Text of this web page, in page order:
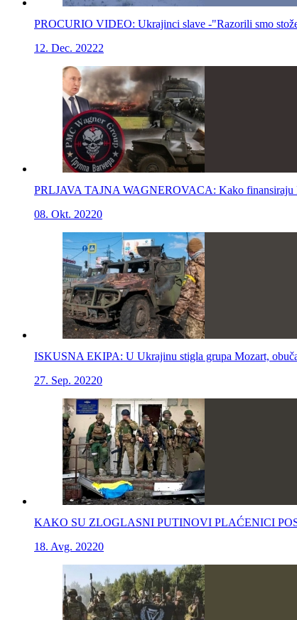
PROCURIO VIDEO: Ukrajinci slave -"Razorili smo
12. Dec. 20222
PRLJAVA TAJNA WAGNEROVACA: Kako finansiraju
08. Okt. 20220
ISKUSNA EKIPA: U Ukrajinu stigla grupa Mozart,
27. Sep. 20220
KAKO SU ZLOGLASNI PUTINOVI PLAĆENICI
18. Avg. 20220